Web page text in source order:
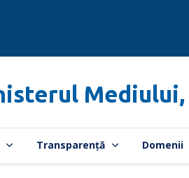
Transparență Domenii